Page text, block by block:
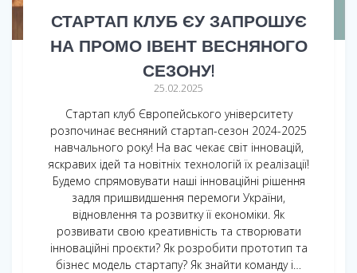
СТАРТАП КЛУБ ЄУ ЗАПРОШУЄ
НА ПРОМО ІВЕНТ ВЕСНЯНОГО
СЕЗОНУ!
25.02.2025
Стартап клуб Європейського університету
розпочинає весняний стартап-сезон 2024-2025
навчального року! На вас чекає світ інновацій,
яскравих ідей та новітніх технологій їх реалізації!
Будемо спрямовувати наші інноваційні рішення
задля пришвидшення перемоги України,
відновлення та розвитку її економіки. Як
розвивати свою креативність та створювати
інноваційні проєкти? Як розробити прототип та
бізнес модель стартапу? Як знайти команду і…